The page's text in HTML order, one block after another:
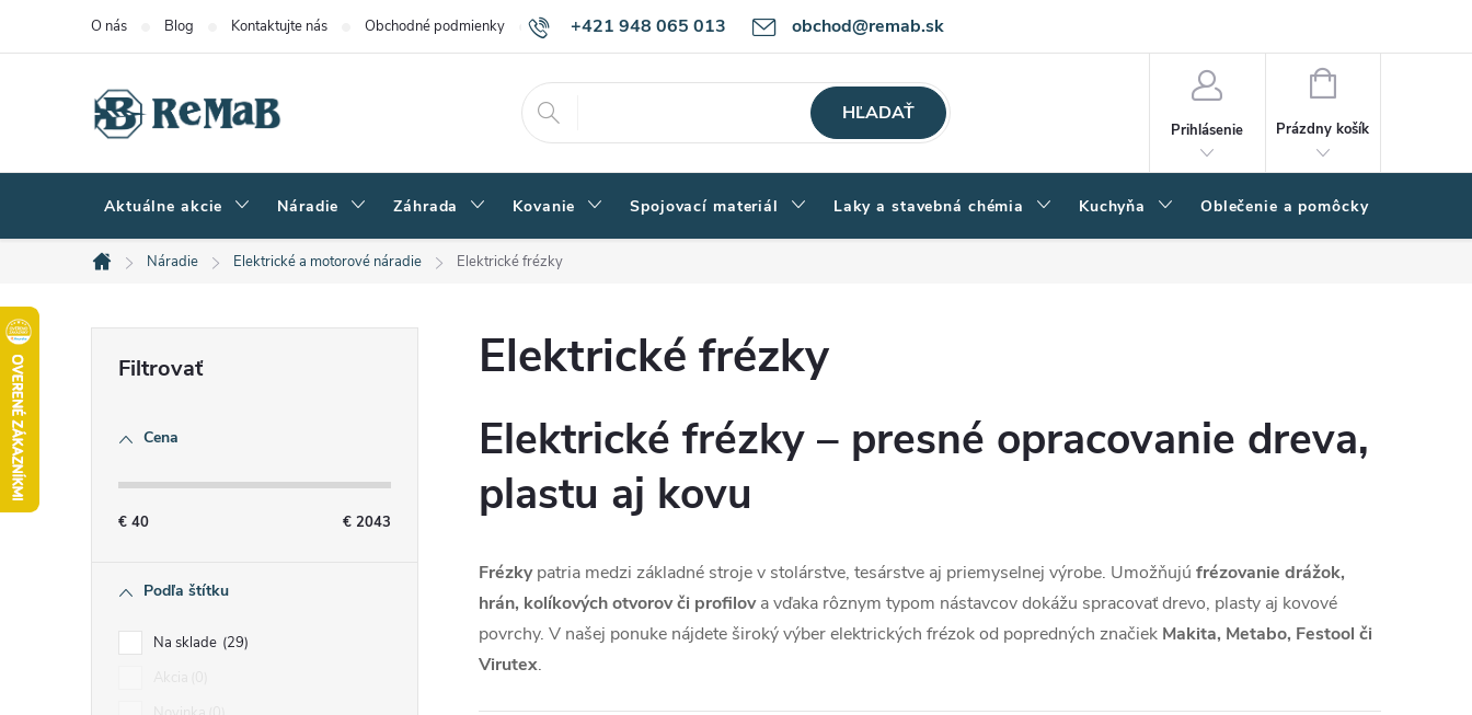
+421 948 065 013 obchod@remab.sk
O nás Blog Kontaktujte nás Obchodné podmienky Podmienky ochrany osobných údajov Ako nakupovať
HĽADAŤ
Prihlásenie
NÁKUPNÝ
Prázdny košík
Aktuálne akcie Náradie Záhrada Kovanie Spojovací materiál Laky a stavebná chémia Kuchyňa Oblečenie a pomôcky
Domov
Náradie Elektrické a motorové náradie Elektrické frézky
Cena
€ 40 € 2043
Podľa štítku
Na sklade 29
Elektrické frézky
Elektrické frézky – presné opracovanie dreva,
plastu aj kovu
Frézkypatria medzi základné stroje v stolárstve, tesárstve aj priemyselnej výrobe. Umožňujú frézovanie drážok,
hrán, kolíkových otvorov či profilova vďaka rôznym typom nástavcov dokážu spracovať drevo, plasty aj kovové
povrchy. V našej ponuke nájdete široký výber elektrických frézok od popredných značiek Makita, Metabo, Festool či
Virutex.